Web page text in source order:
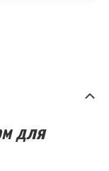
для